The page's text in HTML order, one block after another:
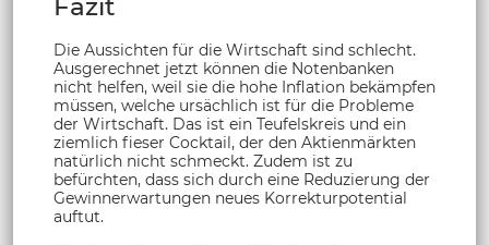
Fazit
Die Aussichten für die Wirtschaft sind schlecht.
Ausgerechnet jetzt können die Notenbanken
nicht helfen, weil sie die hohe Inflation bekämpfen
müssen, welche ursächlich ist für die Probleme
der Wirtschaft. Das ist ein Teufelskreis und ein
ziemlich fieser Cocktail, der den Aktienmärkten
natürlich nicht schmeckt. Zudem ist zu
befürchten, dass sich durch eine Reduzierung der
Gewinnerwartungen neues Korrekturpotential
auftut.